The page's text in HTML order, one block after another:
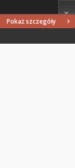
Pokaż szczegóły